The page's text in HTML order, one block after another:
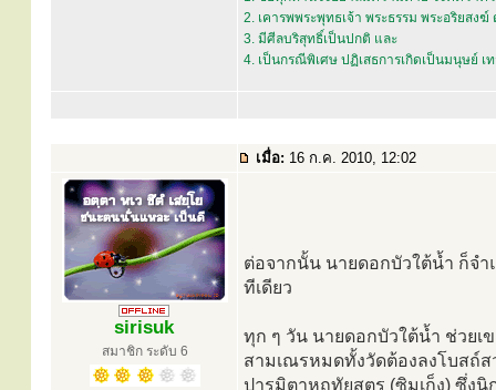
2. เคารพพระพุทธเจ้า พระธรรม พระอริยสง
3. มีศีลบริสุทธิ์เป็นปกติ และ
4. เป็นกรณีพิเศษ ปฏิเสธการเกิดเป็นมนุษย์
เมื่อ: 16 ก.ค. 2010, 12:02
sirisuk
สมาชิก ระดับ 6
ต่อจากนั้น นายดอกบัวใต้น้ำ ก็จำ
ทีเดียว
ทุก ๆ วัน นายดอกบัวใต้น้ำ ช่วยเ
สามเณรหมดทั้งวัดต้องลงโบสถ์
ปารมิตาหฤทัยสูตร (ซิมเก็ง) ซึ่ง